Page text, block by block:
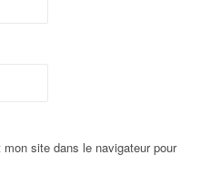
site dans le navigateur pour